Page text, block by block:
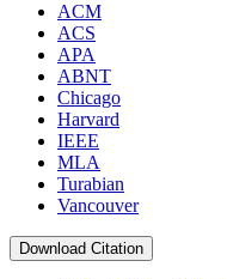
ACM
ACS
APA
ABNT
Chicago
Harvard
IEEE
MLA
Turabian
Vancouver
Download Citation